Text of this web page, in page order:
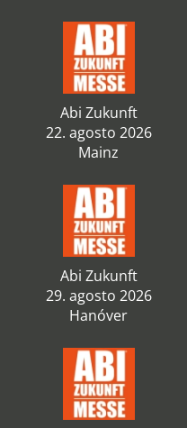
Abi Zukunft
22. agosto 2026
Mainz
Abi Zukunft
29. agosto 2026
Hanóver